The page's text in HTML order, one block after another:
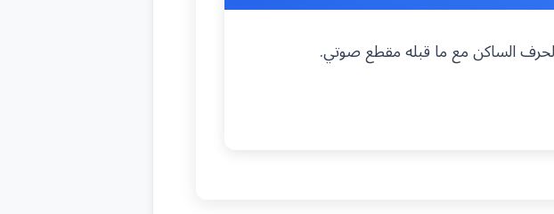
الساكن مع ما قبله مقطع صوتي.